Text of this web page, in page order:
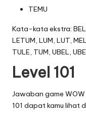
TEMU
Kata-kata ekstra:
LETUM, LUM, LUT,
TULE, TUM, UBEL,
Level 101
Jawaban game
101 dapat kamu lihat